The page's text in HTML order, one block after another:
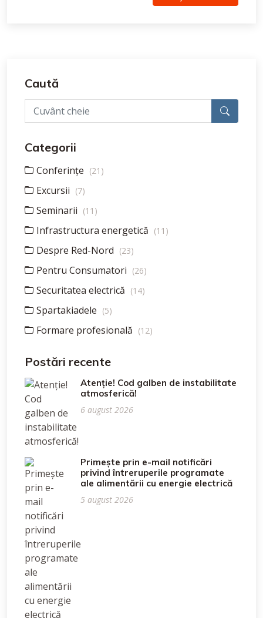
Caută
Categorii
Conferințe (21)
Excursii (7)
Seminarii (11)
Infrastructura energetică (11)
Despre Red-Nord (23)
Pentru Consumatori (26)
Securitatea electrică (14)
Spartakiadele (5)
Formare profesională (12)
Postări recente
Atenție! Cod galben de instabilitate
atmosferică!
6 august 2026
Primește prin e-mail notificări
privind întreruperile programate
ale alimentării cu energie electrică
5 august 2026